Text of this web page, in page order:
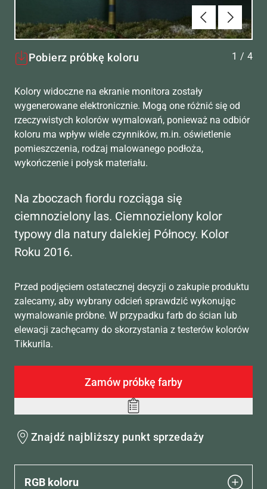
Poprzednie
Dalej
Pobierz próbkę koloru 1 / 4
Kolory widoczne na ekranie monitora zostały
wygenerowane elektronicznie. Mogą one różnić się od
rzeczywistych kolorów wymalowań, ponieważ na odbiór
koloru ma wpływ wiele czynników, m.in. oświetlenie
pomieszczenia, rodzaj malowanego podłoża,
wykończenie i połysk materiału.
Na zboczach fiordu rozciąga się
ciemnozielony las. Ciemnozielony kolor
typowy dla natury dalekiej Północy. Kolor
Roku 2016.
Przed podjęciem ostatecznej decyzji o zakupie produktu
zalecamy, aby wybrany odcień sprawdzić wykonując
wymalowanie próbne. W przypadku farb do ścian lub
elewacji zachęcamy do skorzystania z testerów kolorów
Tikkurila.
Zamów próbkę farby
Add
wishlist
Znajdź najbliższy punkt sprzedaży
RGB koloru